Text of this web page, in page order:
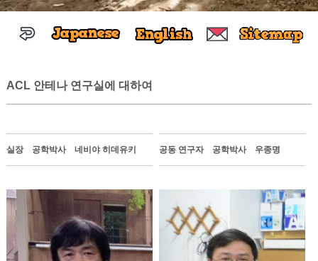
ACL 안테나 연구실에 대하여
실장 공학박사 네비야 히데유키 공동 연구자 공학박사 우종명